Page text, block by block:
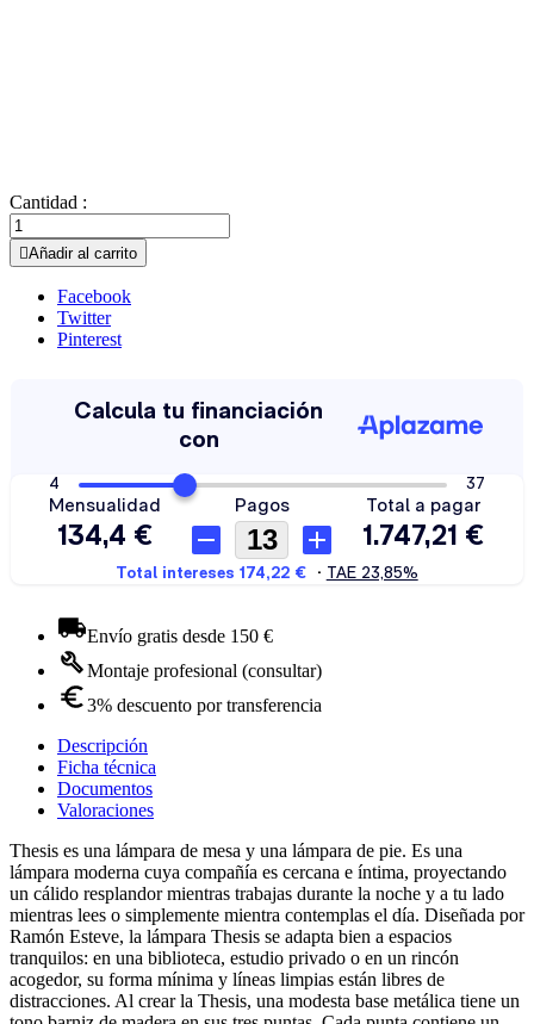
Cantidad :
Añadir al carrito
Facebook
Twitter
Pinterest
Envío gratis desde 150 €
Montaje profesional (consultar)
3% descuento por transferencia
Descripción
Ficha técnica
Documentos
Valoraciones
Thesis es una lámpara de mesa y una lámpara de pie. Es una
lámpara moderna cuya compañía es cercana e íntima, proyectando
un cálido resplandor mientras trabajas durante la noche y a tu lado
mientras lees o simplemente mientra contemplas el día. Diseñada por
Ramón Esteve, la lámpara Thesis se adapta bien a espacios
tranquilos: en una biblioteca, estudio privado o en un rincón
acogedor, su forma mínima y líneas limpias están libres de
distracciones. Al crear la Thesis, una modesta base metálica tiene un